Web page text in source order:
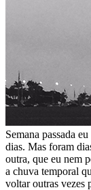
Semana passada
dias. Mas foram
outra, que eu nem
a chuva temporal
voltar outras vezes